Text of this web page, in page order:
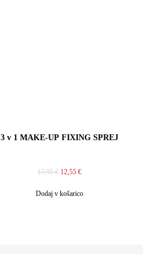
3 v 1 MAKE-UP FIXING SPREJ
17,95€ 12,55 €
Dodaj v košarico